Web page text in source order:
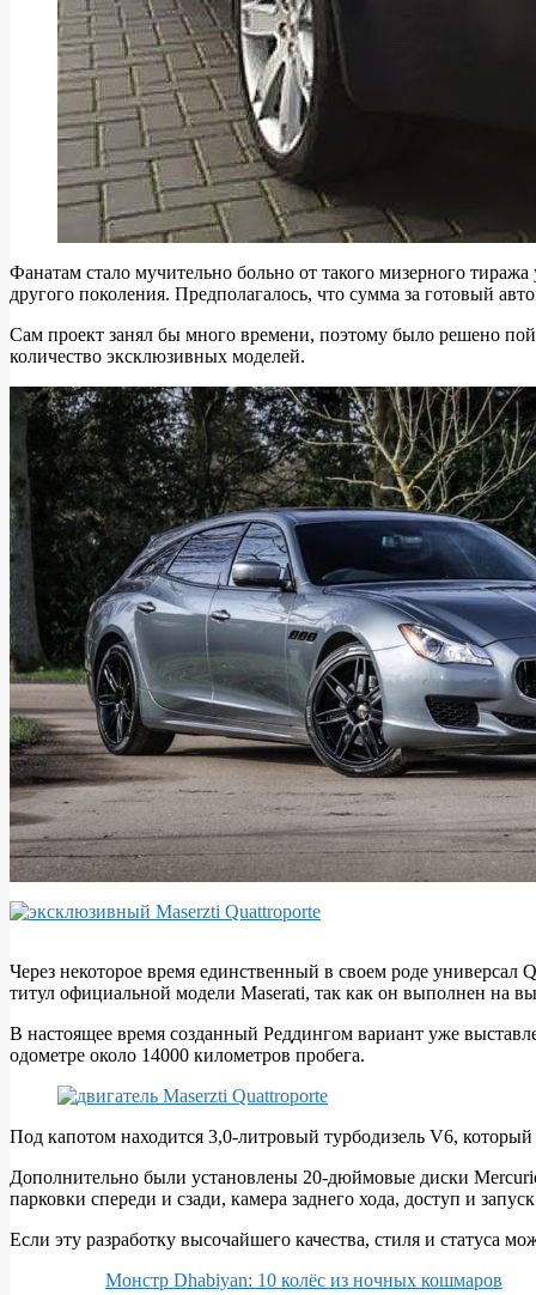
Фанатам стало мучительно больно от такого мизерного
другого поколения. Предполагалось, что сумма за готовый
Сам проект занял бы много времени, поэтому было решено
количество эксклюзивных моделей.
Через некоторое время единственный в своем роде
титул официальной модели Maserati, так как он выполнен на
В настоящее время созданный Реддингом вариант уже
одометре около 14000 километров пробега.
Под капотом находится 3,0-литровый турбодизель V6,
Дополнительно были установлены 20-дюймовые диски
парковки спереди и сзади, камера заднего хода, доступ и
Если эту разработку высочайшего качества, стиля и статуса
Монстр Dhabiyan: 10 колёс из ночных кошмаров